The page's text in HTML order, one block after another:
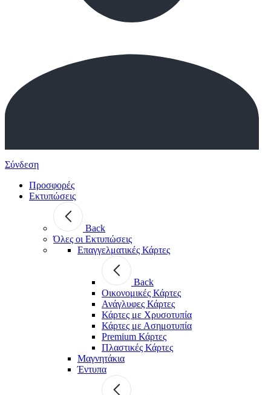
Σύνδεση
Προσφορές
Εκτυπώσεις
Back
Όλες οι Εκτυπώσεις
Επαγγελματικές Κάρτες
Back
Οικονομικές Κάρτες
Ανάγλυφες Κάρτες
Κάρτες με Χρυσοτυπία
Κάρτες με Ασημοτυπία
Premium Κάρτες
Πλαστικές Κάρτες
Μαγνητάκια
Έντυπα